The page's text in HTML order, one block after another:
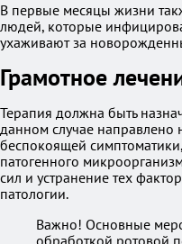
В первые месяцы жизни
людей, которые
ухаживают за
Грамотное
Терапия должна быть
данном случае направлено
беспокоящей
патогенного
сил и устранение тех
патологии.
Важно! Основные
обработкой ротовой